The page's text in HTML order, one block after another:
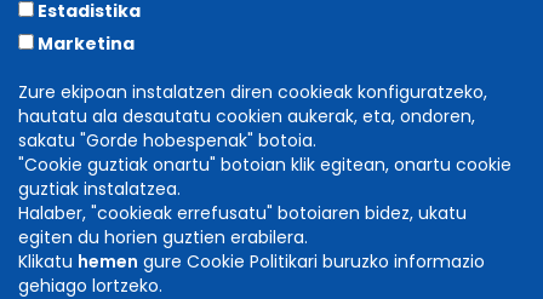
info
GATOMAQUIA
Estadistika
Marketina
Zure ekipoan instalatzen diren cookieak konfiguratzeko,
hautatu ala desautatu cookien aukerak, eta, ondoren,
sakatu "Gorde hobespenak" botoia.
"Cookie guztiak onartu" botoian klik egitean, onartu cookie
guztiak instalatzea.
Halaber, "cookieak errefusatu" botoiaren bidez, ukatu
egiten du horien guztien erabilera.
Klikatu hemen gure Cookie Politikari buruzko informazio
gehiago lortzeko.